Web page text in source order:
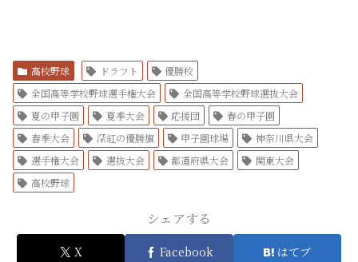
高校野球 ドラフト
優勝校
全国高等学校野球選手権大会
全国高等学校野球選抜大会
夏の甲子園
夏季大会 応援団
春の甲子園
春季大会
深紅の優勝旗 甲子園球場
神奈川県大会
選手権大会
選抜大会 都道府県大会
関東大会
高校野球
シェアする
X Facebook はてブ